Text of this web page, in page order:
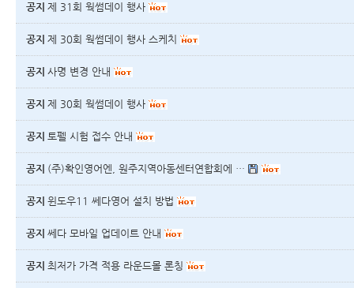
공지 제 31회 웍썸데이 행사
공지 제 30회 웍썸데이 행사 스케치
공지 사명 변경 안내
공지 제 30회 웍썸데이 행사
공지 토펠 시험 접수 안내
공지 (주)확인영어엔, 원주지역아동센터연합회에 …
공지 윈도우11 쎄다영어 설치 방법
공지 쎄다 모바일 업데이트 안내
공지 최저가 가격 적용 라운드몰 론칭